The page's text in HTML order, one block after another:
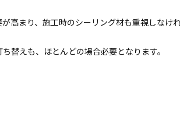
高まり、施工時のシーリング材も重視しなけ
替えも、ほとんどの場合必要となります。